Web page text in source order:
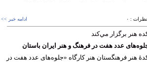
: ٠ ادامه خبر >>
هنر برگزار مي‌كند
عدد هفت در فرهنگ و هنر ایران باستان
هنر فرهنگستان هنر کارگاه «جلوه‌های عدد هفت در